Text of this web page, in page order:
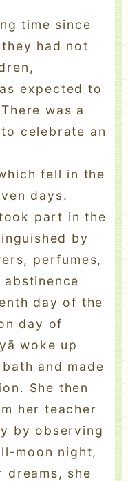
time since
had not
expected to
was a
celebrate an
fell in the
days.
part in the
by
perfumes,
day of the
day of
woke up
and made
She then
her teacher
by observing
moon night,
dreams, she